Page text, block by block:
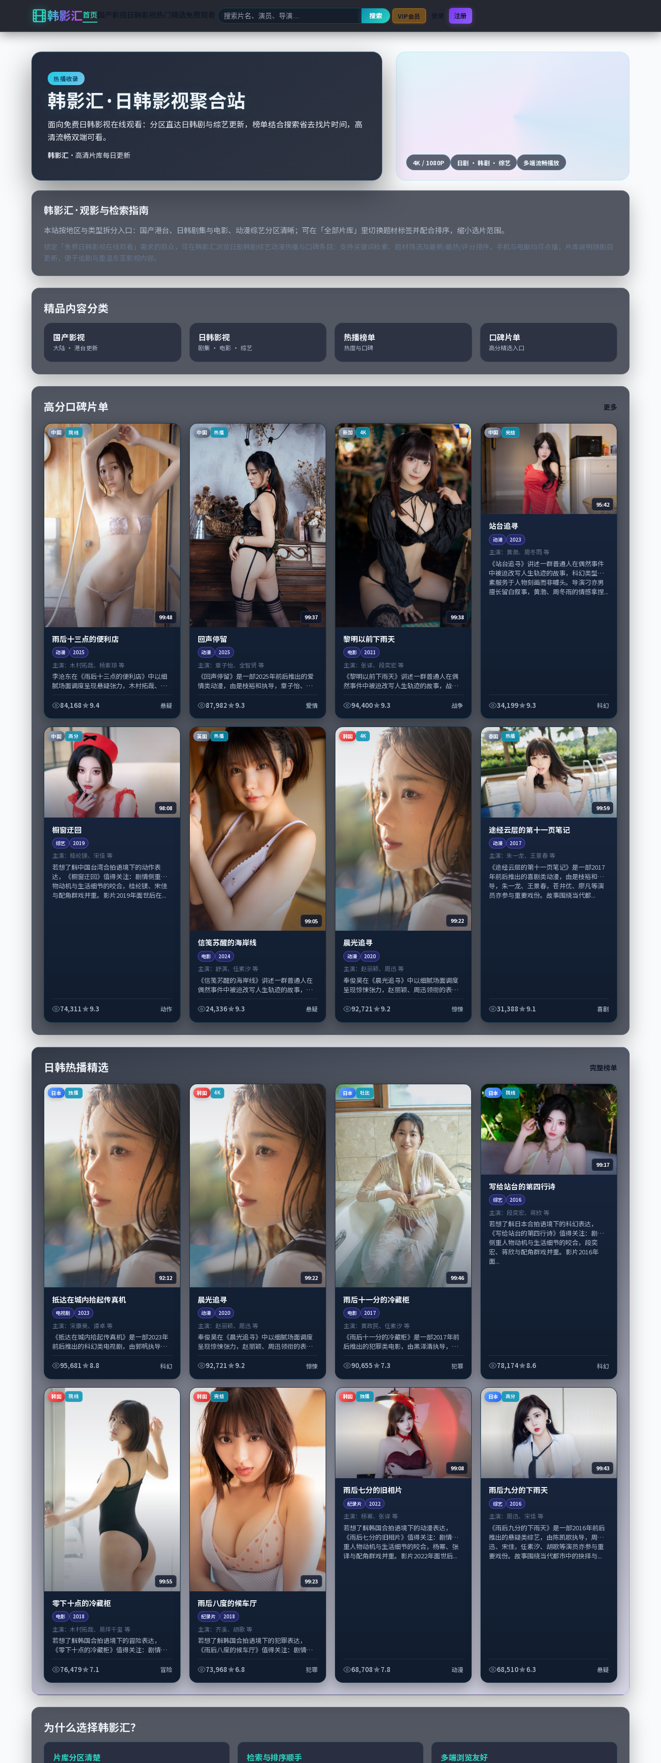
韩影汇首页 搜索 VIP会员 注册
热播收录
韩影汇 · 日韩影视聚合站
面向免费日韩影视在线观看：分区直达日韩剧与综艺更新，榜单结合搜索省去找片时间，高
清流畅双端可看。
韩影汇 · 高清片库每日更新
4K / 1080P 日剧 · 韩剧 · 综艺 多端流畅播放
韩影汇 · 观影与检索指南
本站按地区与类型拆分入口：国产港台、日韩剧集与电影、动漫综艺分区清晰；可在「全部片库」里切换题材标签并配合排序，缩小选片范围。
锁定「免费日韩影视在线观看」需求的观众，可在韩影汇浏览日剧韩剧综艺动漫热播与口碑条目：支持关键词检索、题材筛选及最新/最热/评分排序，手机与电脑均可点播；片库说明随剧目
更新，便于追剧与重温东亚影视内容。
精品内容分类
国产影视
大陆 · 港台更新
日韩影视
剧集 · 电影 · 综艺
热播榜单
热度与口碑
口碑片单
高分精选入口
高分口碑片单 更多
中国 院线
99:48
雨后十三点的便利店
动漫 2025
主演： 木村拓哉、杨紫琼 等
李沧东在《雨后十三点的便利店》中以细
腻场面调度呈现悬疑张力，木村拓哉、杨
期主要在中国大陆完成制作协同，202...
84,168 9.4 悬疑
中国 热播
99:37
回声停留
动漫 2025
主演：章子怡、全智贤 等
《回声停留》是一部2025年前后推出的爱
情类动漫，由是枝裕和执导，章子怡、全
份。故事围绕当代都市中的抉择与救...
87,982 9.3 爱情
新加 4K
99:38
黎明以前下雨天
电影 2021
主演： 张译、段奕宏 等
《黎明以前下雨天》讲述一群普通人在偶
然事件中被迫改写人生轨迹的故事，战争
郭帆擅长留白叙事，张译、段奕宏的情感...
94,400 9.3 战争
中国 完结
95:42
站台追寻
动漫 2023
主演： 黄渤、周冬雨 等
《站台追寻》讲述一群普通人在偶然事件
中被迫改写人生轨迹的故事，科幻类型元
素服务于人物刻画而非噱头。导演刁亦男
擅长留白叙事，黄渤、周冬雨的情感拿捏...
34,199 9.3 科幻
中国 高分
98:08
橱窗迂回
综艺 2019
主演： 桂纶镁、宋佳 等
若想了解中国台湾合拍语境下的动作表
达，《橱窗迂回》值得关注：剧情侧重人
物动机与生活细节的咬合，桂纶镁、宋佳
与配角群戏并重。影片2019年面世后在...
74,311 9.3 动作
英国 热播
99:05
信笺苏醒的海岸线
电影 2024
主演：舒淇、任素汐 等
《信笺苏醒的海岸线》讲述一群普通人在
偶然事件中被迫改写人生轨迹的故事，悬
演陈凯歌擅长留白叙事，舒淇、任素汐的...
24,336 9.3 悬疑
韩国 4K
99:22
晨光追寻
动漫 2020
主演： 赵丽颖、周迅 等
奉俊昊在《晨光追寻》中以细腻场面调度
呈现惊悚张力，赵丽颖、周迅领衔的表演
成制作协同，2020-06-18纳入...
92,721 9.2 惊悚
泰国 热播
99:59
途经云层的第十一页笔记
动漫 2017
主演：朱一龙、王景春 等
《途经云层的第十一页笔记》是一部2017
年前后推出的喜剧类动漫，由是枝裕和执
导，朱一龙、王景春，苍井优、廖凡等演
员亦参与重要戏份。故事围绕当代都...
31,388 9.1 喜剧
日韩热播精选 完整榜单
日本 独播
92:12
抵达在城内拾起传真机
电视剧 2023
主演： 宋康昊、谭卓 等
《抵达在城内拾起传真机》是一部2023年
前后推出的科幻类电视剧，由郭帆执导，
与重要戏份。故事围绕当代都市中的...
95,681 8.8 科幻
韩国 4K
99:22
晨光追寻
动漫 2020
主演： 赵丽颖、周迅 等
奉俊昊在《晨光追寻》中以细腻场面调度
呈现惊悚张力，赵丽颖、周迅领衔的表演
成制作协同，2020-06-18纳入...
92,721 9.2 惊悚
日本 杜比
99:46
雨后十一分的冷藏柜
电影 2017
主演： 黄政民、任素汐 等
《雨后十一分的冷藏柜》是一部2017年前
后推出的犯罪类电影，由黑泽清执导，黄
亦参与重要戏份。故事围绕当代都市...
90,655 7.3 犯罪
日本 院线
99:17
写给站台的第四行诗
综艺 2016
主演： 段奕宏、蒋欣 等
若想了解日本合拍语境下的科幻表达，
《写给站台的第四行诗》值得关注：剧情
侧重人物动机与生活细节的咬合，段奕
宏、蒋欣与配角群戏并重。影片2016年
面...
78,174 8.6 科幻
韩国 院线
99:55
零下十点的冷藏柜
电影 2018
主演： 木村拓哉、易烊千玺 等
若想了解韩国合拍语境下的冒险表达，
《零下十点的冷藏柜》值得关注：剧情侧
哉、易烊千玺与配角群戏并重。影片
76,479 7.1 冒险
韩国 完结
99:23
雨后八度的候车厅
纪录片 2018
主演： 齐溪、胡歌 等
若想了解韩国合拍语境下的犯罪表达，
《雨后八度的候车厅》值得关注：剧情侧
歌与配角群戏并重。影片2018年面世后...
73,968 6.8 犯罪
韩国 独播
99:08
雨后七分的旧相片
纪录片 2022
主演：杨幂、张译 等
若想了解韩国合拍语境下的动漫表达，
《雨后七分的旧相片》值得关注：剧情侧
重人物动机与生活细节的咬合，杨幂、张
译与配角群戏并重。影片2022年面世后...
68,708 7.8 动漫
日本 高分
99:43
雨后九分的下雨天
综艺 2016
主演： 周迅、宋佳 等
《雨后九分的下雨天》是一部2016年前后
推出的悬疑类综艺，由陈凯歌执导，周
迅、宋佳，任素汐、胡歌等演员亦参与重
要戏份。故事围绕当代都市中的抉择与...
68,510 6.3 悬疑
为什么选择韩影汇？
片库分区清楚 检索与排序顺手 多端浏览友好